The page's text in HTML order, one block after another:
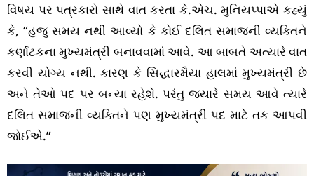
વિષય પર પત્રકારો સાથે વાત કરતા કે.એચ. મુનિયપ્પાએ કહ્યું
કે, “હજુ સમય નથી આવ્યો કે કોઈ દલિત સમાજની વ્યક્તિને
કર્ણાટકના મુખ્યમંત્રી બનાવવામાં આવે. આ બાબતે અત્યારે વાત
કરવી યોગ્ય નથી. કારણ કે સિદ્ધારમૈયા હાલમાં મુખ્યમંત્રી છે
અને તેઓ પદ પર બન્યા રહેશે. પરંતુ જ્યારે સમય આવે ત્યારે
દલિત સમાજની વ્યક્તિને પણ મુખ્યમંત્રી પદ માટે તક આપવી
જોઈએ.”